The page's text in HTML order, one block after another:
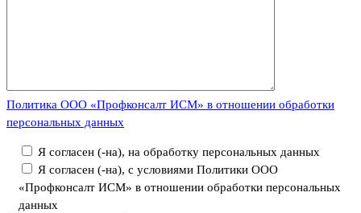
Политика ООО «Профконсалт ИСМ» в отношении обработки
персональных данных
Я согласен (-на), на обработку персональных данных
Я согласен (-на), с условиями Политики ООО
«Профконсалт ИСМ» в отношении обработки персональных
данных